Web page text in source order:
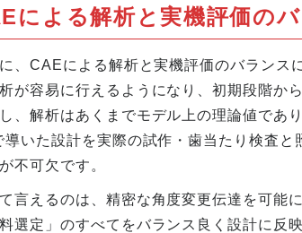
による解析と実機評価の
、CAEによる解析と実機評価のバランス
が容易に行えるようになり、初期段階か
、解析はあくまでモデル上の理論値であ
導いた設計を実際の試作・歯当たり検査
不可欠です。
言えるのは、精密な角度変更伝達を可能
料選定」のすべてをバランス良く設計に